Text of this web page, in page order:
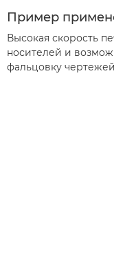
Пример
Высокая скорость
носителей и
фальцовку